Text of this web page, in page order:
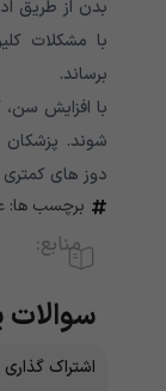
بدن از طریق
با مشکلات
برساند.
با افزایش
شوند. پزشکان
دوز های کمتری
برچسب ها:
منابع:
سوالات
اشتراک گذاری